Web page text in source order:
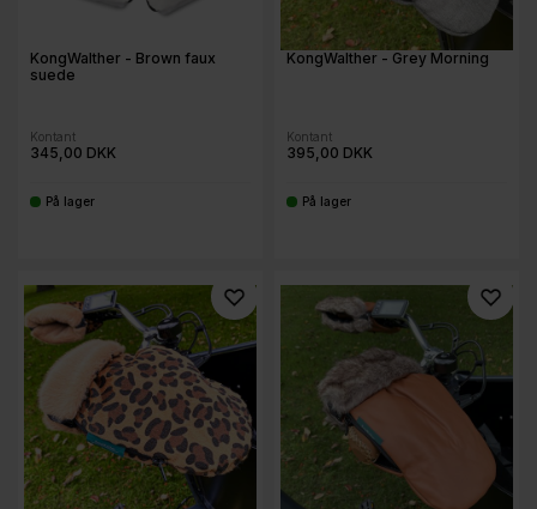
KongWalther - Brown faux
suede
Kontant
345,00 DKK
På lager
KongWalther - Grey Morning
Kontant
395,00 DKK
På lager